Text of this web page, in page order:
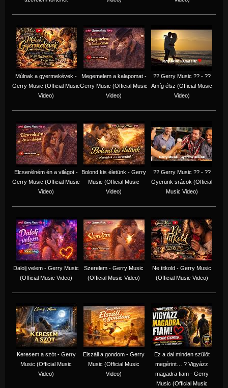
Múlnak a gyermekévek -
Gerry Music (Official Music
Video)
Megemelem a kalapomat -
Gerry Music (Official Music
Video)
?? Gerry Music ?? - ??
Amíg élsz (Official Music
Video)
Elcserélném én a világot -
Gerry Music (Official Music
Video)
Bolond kis életünk - Gerry
Music (Official Music
Video)
?? Gerry Music ?? - ??
Gyerünk srácok (Official
Music Video)
Dalolj velem - Gerry Music
(Official Music Video)
Szerelem - Gerry Music
(Official Music Video)
Ne titkold - Gerry Music
(Official Music Video)
Keresem a szót - Gerry
Music (Official Music
Video)
Elszáll a gondom - Gerry
Music (Official Music
Video)
Ez a dal minden szülőt
megérint… ? Vigyázz
magadra fiam - Gerry
Music (Official Music